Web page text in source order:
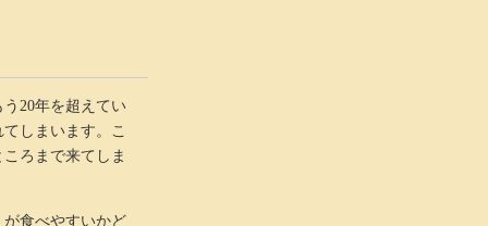
20年を超えてい
しまいます。こ
ろまで来てしま
食べやすいかど